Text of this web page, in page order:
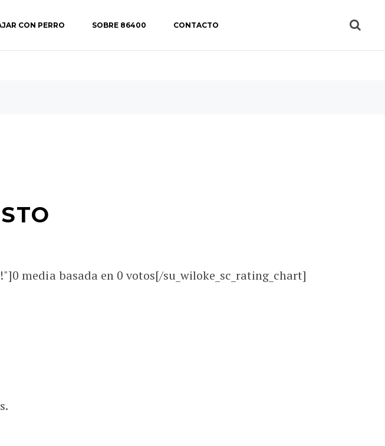
CON PERRO SOBRE 86400 CONTACTO
0media basada en 0 votos[/su_wiloke_sc_rating_chart]